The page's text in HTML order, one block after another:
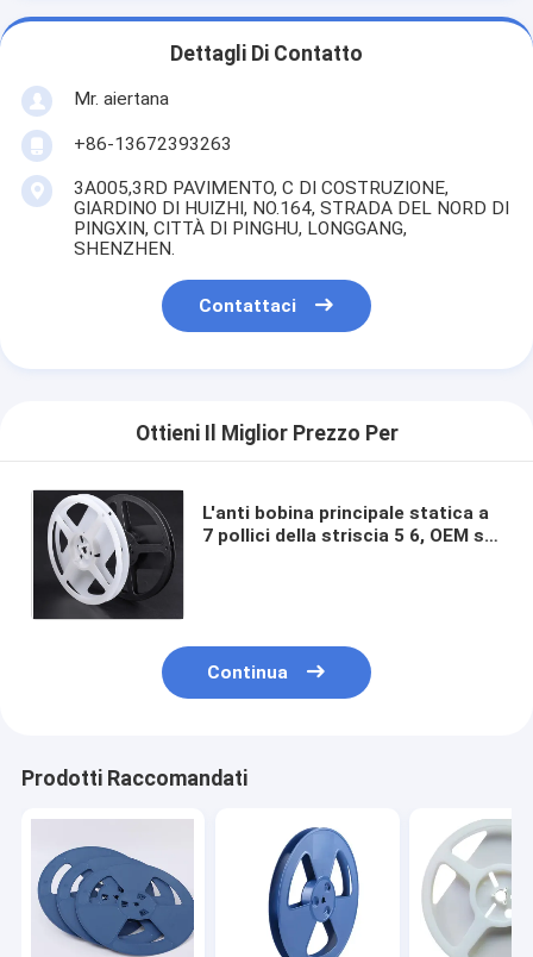
Dettagli Di Contatto
Mr. aiertana
+86-13672393263
3A005,3RD PAVIMENTO, C DI COSTRUZIONE,
GIARDINO DI HUIZHI, NO.164, STRADA DEL NORD DI
PINGXIN, CITTÀ DI PINGHU, LONGGANG,
SHENZHEN.
Contattaci
Ottieni Il Miglior Prezzo Per
L'anti bobina principale statica a
7 pollici della striscia 5 6, OEM su
Continua
Prodotti Raccomandati